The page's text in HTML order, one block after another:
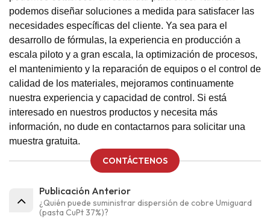
podemos diseñar soluciones a medida para satisfacer las
necesidades específicas del cliente. Ya sea para el
desarrollo de fórmulas, la experiencia en producción a
escala piloto y a gran escala, la optimización de procesos,
el mantenimiento y la reparación de equipos o el control de
calidad de los materiales, mejoramos continuamente
nuestra experiencia y capacidad de control. Si está
interesado en nuestros productos y necesita más
información, no dude en contactarnos para solicitar una
muestra gratuita.
CONTÁCTENOS
Publicación Anterior
¿Quién puede suministrar dispersión de cobre Umiguard
(pasta CuPt 37%)?